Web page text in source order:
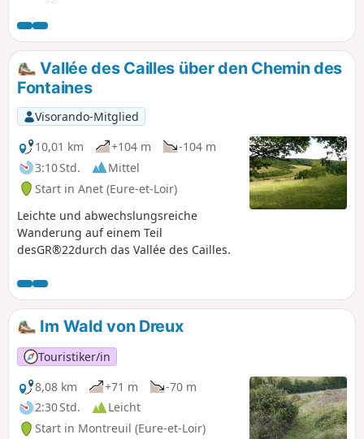
Vallée des Cailles über den Chemin des
Fontaines
Visorando-Mitglied
10,01 km
+104 m
-104 m
3:10 Std.
Mittel
Start in Anet (Eure-et-Loir)
Leichte und abwechslungsreiche
Wanderung auf einem Teil
desGR®22durch das Vallée des Cailles.
Im Wald von Dreux
Touristiker/in
8,08 km
+71 m
-70 m
2:30 Std.
Leicht
Start in Montreuil (Eure-et-Loir)